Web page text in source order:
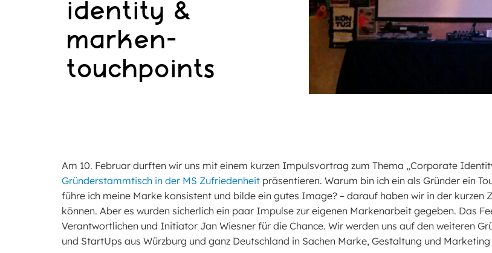
identity &
marken-
touchpoints
Am 10. Februar durften wir uns mit einem kurzen Impulsvortrag zum Thema „Corporate
Gründerstammtisch in der MS Zufriedenheit präsentieren. Warum bin ich ein als Gründer ein
führe ich meine Marke konsistent und bilde ein gutes Image? – darauf haben wir in der kurzen
können. Aber es wurden sicherlich ein paar Impulse zur eigenen Markenarbeit gegeben. Das
Verantwortlichen und Initiator Jan Wiesner für die Chance. Wir werden uns auf den weiteren
und StartUps aus Würzburg und ganz Deutschland in Sachen Marke, Gestaltung und